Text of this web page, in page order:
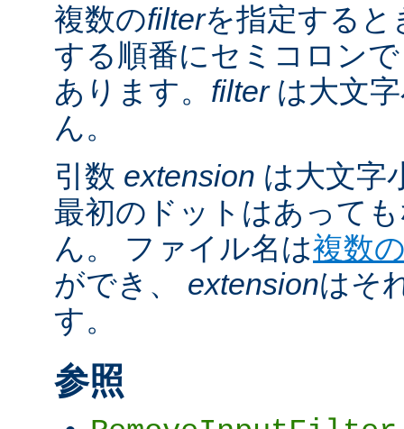
複数のfilterを指定すると
する順番にセミコロン
あります。 filterは大文
ん。
引数 extension は大文字
最初のドットはあって
ん。 ファイル名は複数
ができ、 extensionはそ
す。
参照